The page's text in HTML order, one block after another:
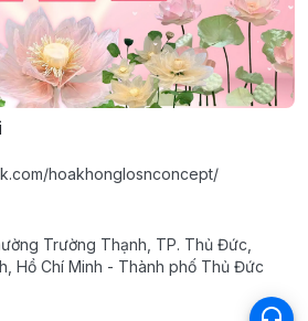
hoakhonglosnconcept/
Trường Thạnh, TP. Thủ Đức,
Hồ Chí Minh - Thành phố Thủ Đức